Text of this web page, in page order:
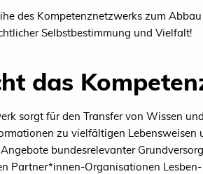
des Kompetenznetzwerks zum
Selbstbestimmung und Vielfalt!
das
sorgt für den Transfer von Wissen
zu vielfältigen
bundesrelevanter
Partner*innen-Organisationen